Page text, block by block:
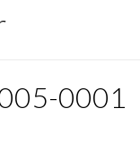
0001